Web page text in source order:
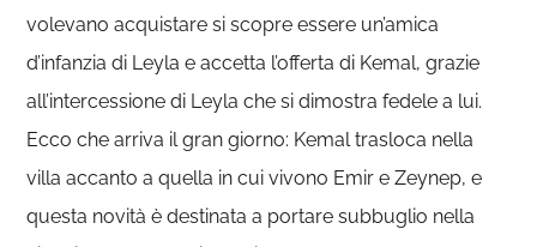
volevano acquistare si scopre essere un’amica
d’infanzia di Leyla e accetta l’offerta di Kemal, grazie
all’intercessione di Leyla che si dimostra fedele a lui.
Ecco che arriva il gran giorno: Kemal trasloca nella
villa accanto a quella in cui vivono Emir e Zeynep, e
questa novità è destinata a portare subbuglio nella